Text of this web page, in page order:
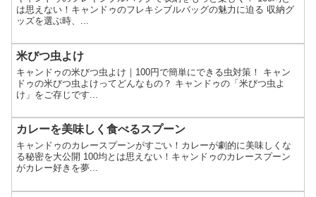
は思えない！キャンドゥのフレキシブルバッグの魅力に迫る 収納グ
ッズを選ぶ時、...
米びつ虫よけ
キャンドゥの米びつ虫よけ｜100円で簡単にできる虫対策！ キャン
ドゥの米びつ虫よけってどんなもの？ キャンドゥの「米びつ虫よ
け」をご存じです...
カレーを美味しく食べるスプーン
キャンドゥのカレースプーンがすごい！カレーが劇的に美味しくな
る秘密を大公開 100均とは思えない！キャンドゥのカレースプーン
がカレー好きを夢...